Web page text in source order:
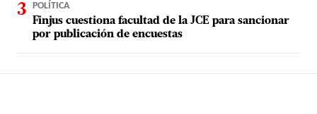
POLÍTICA
Finjus cuestiona facultad de la JCE para sancionar
por publicación de encuestas